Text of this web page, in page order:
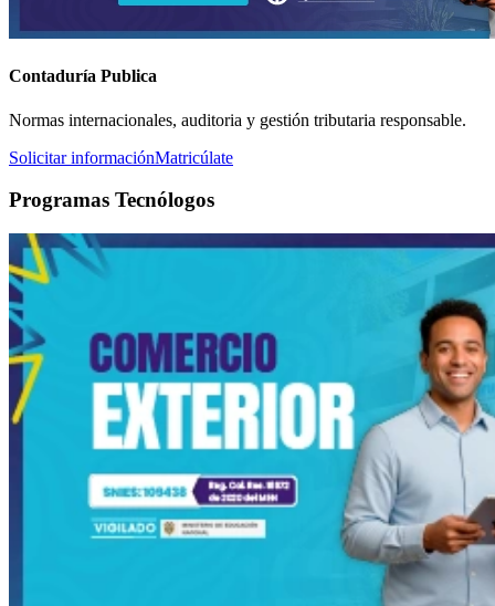
Contaduría Publica
Normas internacionales, auditoria y gestión tributaria responsable.
Solicitar informaciónMatricúlate
Programas Tecnólogos